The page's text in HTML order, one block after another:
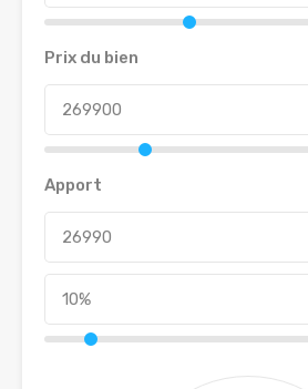
Prix du bien
Apport